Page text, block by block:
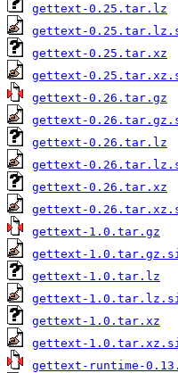
gettext-0.25.tar.lz
gettext-
gettext-0.25.tar.xz
gettext-
gettext-0.26.tar.gz
gettext-
gettext-0.26.tar.lz
gettext-
gettext-0.26.tar.xz
gettext-
gettext-1.0.tar.gz
gettext-
gettext-1.0.tar.lz
gettext-
gettext-1.0.tar.xz
gettext-
gettext-runtime-